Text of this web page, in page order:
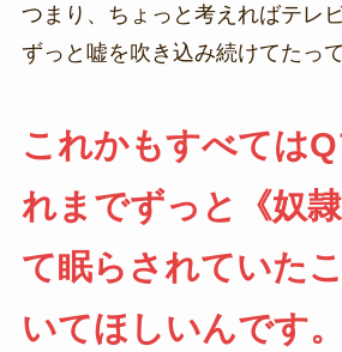
つまり、ちょっと考えればテレ
ずっと嘘を吹き込み続けてたっ
これかもすべては
れまでずっと《奴
て眠らされていた
いてほしいんです。